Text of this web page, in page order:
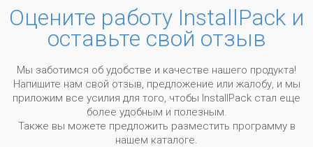
Оцените работу InstallPack и
оставьте свой отзыв
Мы заботимся об удобстве и качестве нашего продукта!
Напишите нам свой отзыв, предложение или жалобу, и мы
приложим все усилия для того, чтобы InstallPack стал еще
более удобным и полезным.
Также вы можете предложить разместить программу в
нашем каталоге.